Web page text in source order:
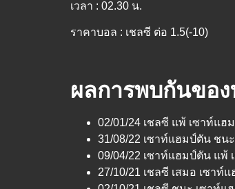
เวลา : 02.30 น.
ราคาบอล : เชลซี ต่อ 1.5(-10)
ผลการพบกันขอ
02/01/24 เชลซี แพ้ เซาท์แฮ
31/08/22 เซาท์แฮมป์ตัน ชน
09/04/22 เซาท์แฮมป์ตัน แพ้
27/10/21 เชลซี เสมอ เซาท์